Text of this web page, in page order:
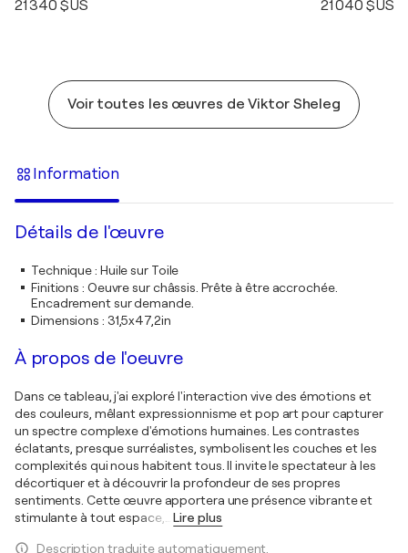
21 340 $US 21 040 $US
Voir toutes les œuvres de Viktor Sheleg
Information
Détails de l'œuvre
Technique: Huile sur Toile
Finitions : Oeuvre sur châssis. Prête à être accrochée.
Encadrement sur demande.
Dimensions : 31,5x47,2in
À propos de l'oeuvre
Dans ce tableau, j'ai exploré l'interaction vive des émotions et
des couleurs, mêlant expressionnisme et pop art pour capturer
un spectre complexe d'émotions humaines. Les contrastes
éclatants, presque surréalistes, symbolisent les couches et les
complexités qui nous habitent tous. Il invite le spectateur à les
décortiquer et à découvrir la profondeur de ses propres
sentiments. Cette œuvre apportera une présence vibrante et
stimulante à tout espace,
Lire plus
Description traduite automatiquement.